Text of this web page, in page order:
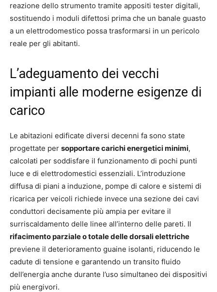
reazione dello strumento tramite appositi tester digitali,
sostituendo i moduli difettosi prima che un banale guasto
a un elettrodomestico possa trasformarsi in un pericolo
reale per gli abitanti.
L’adeguamento dei vecchi
impianti alle moderne esigenze di
carico
Le abitazioni edificate diversi decenni fa sono state
progettate per sopportare carichi energetici minimi,
calcolati per soddisfare il funzionamento di pochi punti
luce e di elettrodomestici essenziali. L’introduzione
diffusa di piani a induzione, pompe di calore e sistemi di
ricarica per veicoli richiede invece una sezione dei cavi
conduttori decisamente più ampia per evitare il
surriscaldamento delle linee all’interno delle pareti. Il
rifacimento parziale o totale delle dorsali elettriche
previene il deterioramento guaine isolanti, riducendo le
cadute di tensione e garantendo un transito fluido
dell’energia anche durante l’uso simultaneo dei dispositivi
più energivori.